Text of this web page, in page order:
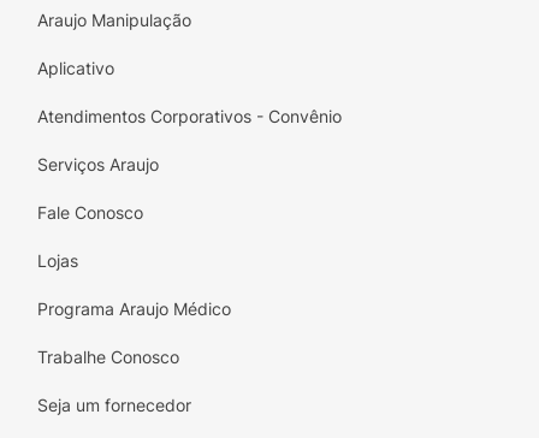
Araujo Manipulação
Aplicativo
Atendimentos Corporativos - Convênio
Serviços Araujo
Fale Conosco
Lojas
Programa Araujo Médico
Trabalhe Conosco
Seja um fornecedor